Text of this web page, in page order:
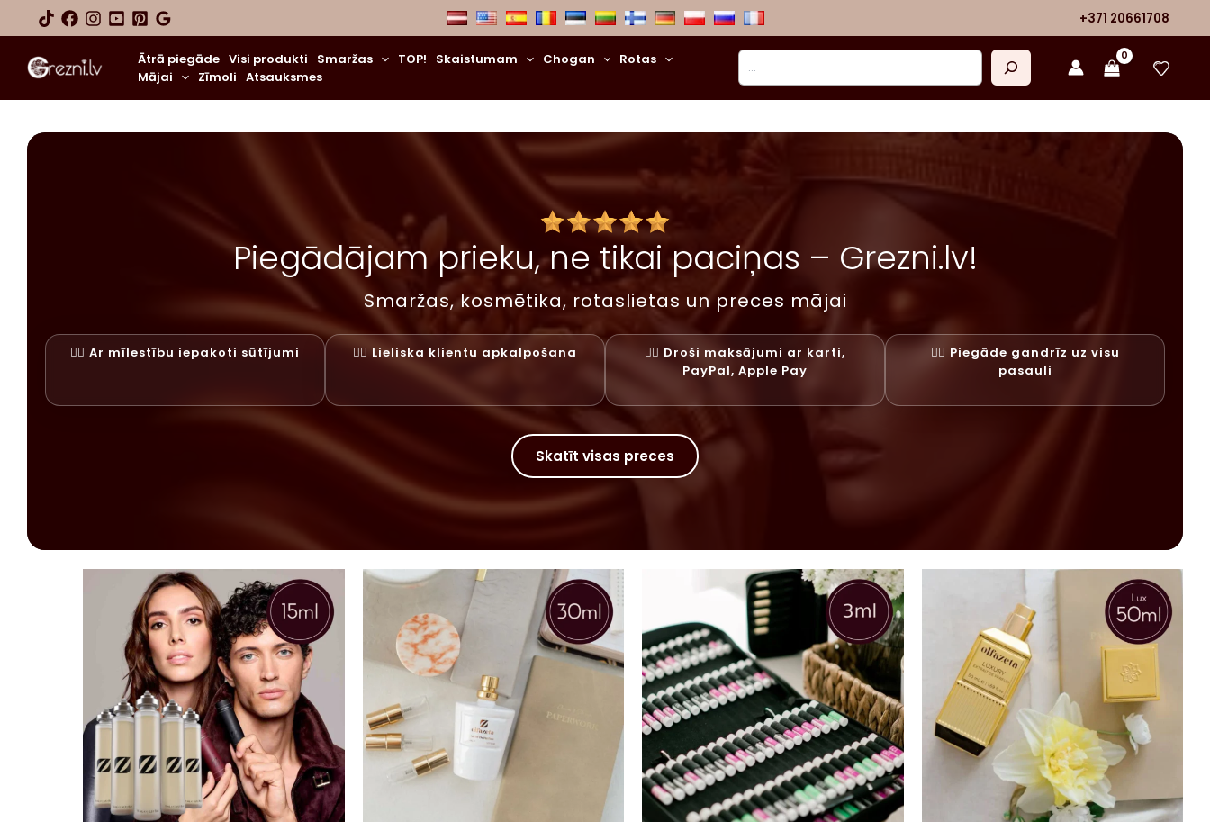
+371 20661708
Ātrā piegāde Visi produkti Smaržas TOP! Skaistumam Chogan
Rotas
Mājai
Zīmoli Atsauksmes
Meklēt
Piegādājam prieku, ne tikai paciņas – Grezni.lv!
Smaržas, kosmētika, rotaslietas un preces mājai
✓⃝ Ar mīlestību iepakoti sūtījumi ✓⃝ Lieliska klientu apkalpošana
✓⃝ Droši maksājumi ar karti,
PayPal, Apple Pay
✓⃝ Piegāde gandrīz uz visu
pasauli
Skatīt visas preces